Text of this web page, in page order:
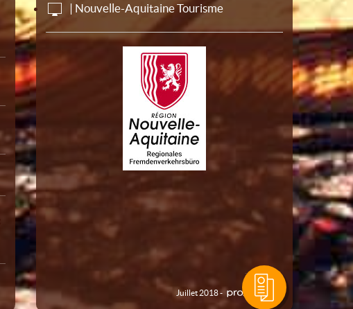
| Nouvelle-Aquitaine Tourisme
Juillet 2018 -